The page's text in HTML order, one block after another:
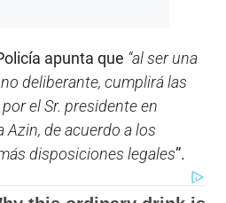
apunta que “al ser una
deliberante, cumplirá las
el Sr. presidente en
Azin, de acuerdo a los
disposiciones legales”.